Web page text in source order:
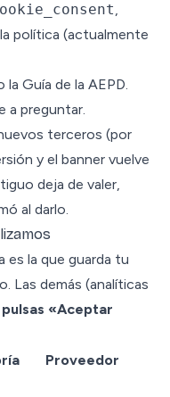
,
política (actualmente
la Guía de la AEPD.
a preguntar.
terceros (por
y el banner vuelve
deja de valer,
al darlo.
es la que guarda tu
Las demás (analíticas
«Aceptar
Proveedor